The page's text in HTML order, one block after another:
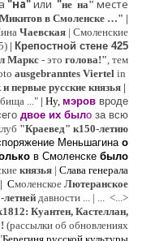
"на"или "не на" месте
в Смоленске …" |
Чаевская | Смоленские
| Крепостной стене 425
Маркс - это голова!", тем
ausgebranntes Viertel in
первые русские князья |
..." | Ну, мэров вроде
двое их было за всю
"Краевед" к150-летию
Меньшагинао
в Смоленске было
князья | Слава генерала
| Смоленское Лютерaнское
летнейдавности ... | ... <...>
Куантен, Кастеллан,
(рассылки об обновлениях